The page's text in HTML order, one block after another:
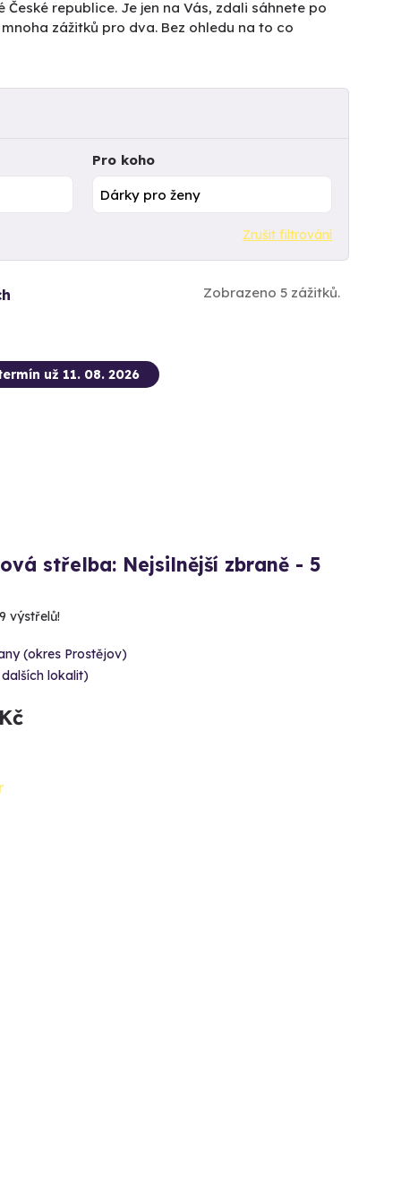
republice. Je jen na Vás, zdali sáhnete po
zážitků pro dva. Bez ohledu na to co
Pro koho
Zrušit filtrování
Zobrazeno 5 zážitků.
už 11. 08. 2026
střelba: Nejsilnější zbraně - 5
výstřelů!
(okres Prostějov)
lokalit)